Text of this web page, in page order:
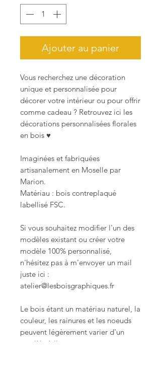
Ajouter au panier
Vous recherchez une décoration
unique et personnalisée pour
décorer votre intérieur ou pour offrir
comme cadeau ? Retrouvez ici les
décorations personnalisées florales
en bois ♥
Imaginées et fabriquées
artisanalement en Moselle par
Marion.
Matériau : bois contreplaqué
labellisé FSC.
Si vous souhaitez modifier l'un des
modèles existant ou créer votre
modèle 100% personnalisé,
n'hésitez pas à m'envoyer un mail
juste ici :
atelier@lesboisgraphiques.fr
Le bois étant un matériau naturel, la
couleur, les rainures et les noeuds
peuvent légèrement varier d'un
modèle à l'autre.